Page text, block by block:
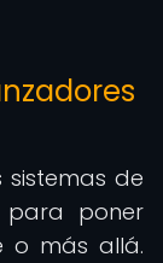
sistemas de
para poner
o más allá.